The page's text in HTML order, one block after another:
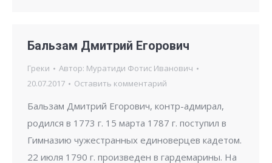
Бальзам Дмитрий Егорович
Греки Автор: Муратиди Фотис Иванович
20.07.2017
Оставить комментарий
Бальзам Дмитрий Егорович, контр-адмирал,
родился в 1773 г. 15 марта 1787 г. поступил в
Гимназию чужестранных единоверцев кадетом.
22 июля 1790 г. произведен в гардемарины. На